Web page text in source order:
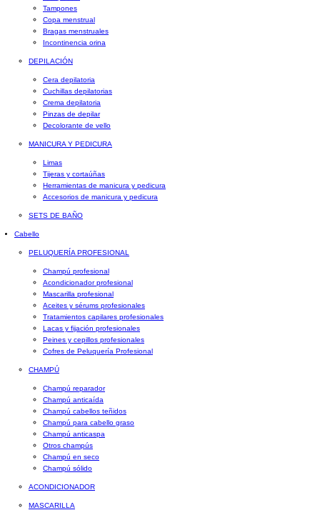
Tampones
Copa menstrual
Bragas menstruales
Incontinencia orina
DEPILACIÓN
Cera depilatoria
Cuchillas depilatorias
Crema depilatoria
Pinzas de depilar
Decolorante de vello
MANICURA Y PEDICURA
Limas
Tijeras y cortaúñas
Herramientas de manicura y pedicura
Accesorios de manicura y pedicura
SETS DE BAÑO
Cabello
PELUQUERÍA PROFESIONAL
Champú profesional
Acondicionador profesional
Mascarilla profesional
Aceites y sérums profesionales
Tratamientos capilares profesionales
Lacas y fijación profesionales
Peines y cepillos profesionales
Cofres de Peluquería Profesional
CHAMPÚ
Champú reparador
Champú anticaída
Champú cabellos teñidos
Champú para cabello graso
Champú anticaspa
Otros champús
Champú en seco
Champú sólido
ACONDICIONADOR
MASCARILLA